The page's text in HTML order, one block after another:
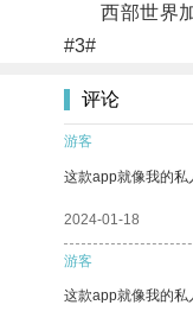
西部世界加
#3#
评论
游客
这款app就像我的私
2024-01-18
游客
这款app就像我的私